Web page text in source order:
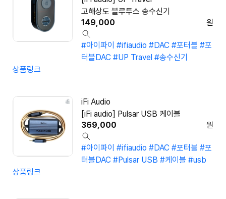
고해상도 블루투스 송수신기
149,000
원
#아이파이 #ifiaudio #DAC #포터블 #포
터블DAC #UP Travel #송수신기
상품링크
iFi Audio
[iFi audio] Pulsar USB 케이블
369,000
원
#아이파이 #ifiaudio #DAC #포터블 #포
터블DAC #Pulsar USB #케이블 #usb
상품링크